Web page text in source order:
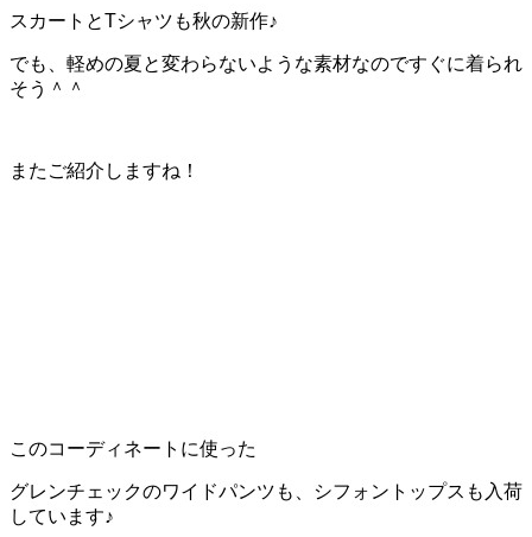
スカートとTシャツも秋の新作♪
でも、軽めの夏と変わらないような素材なのですぐに着られ
そう＾＾
またご紹介しますね！
このコーディネートに使った
グレンチェックのワイドパンツも、シフォントップスも入荷
しています♪